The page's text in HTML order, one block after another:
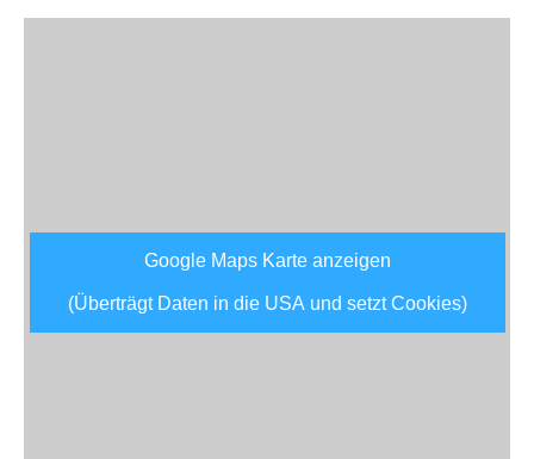
Google Maps Karte anzeigen
(Überträgt Daten in die USA und setzt Cookies)